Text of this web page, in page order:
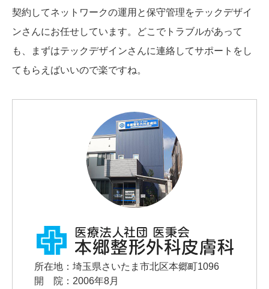
契約してネットワークの運用と保守管理をテックデザイ
ンさんにお任せしています。どこでトラブルがあって
も、まずはテックデザインさんに連絡してサポートをし
てもらえばいいので楽ですね。
所在地：埼玉県さいたま市北区本郷町1096
開 院：2006年8月